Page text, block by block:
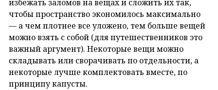
избежать заломов на вещах и сложить их так,
чтобы пространство экономилось максимально
— а чем плотнее все уложено, тем больше вещей
можно взять с собой (для путешественников это
важный аргумент). Некоторые вещи можно
складывать или сворачивать по отдельности, а
некоторые лучше комплектовать вместе, по
принципу капусты.